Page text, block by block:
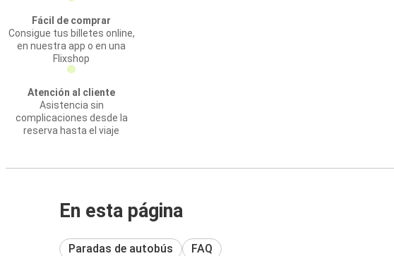
Fácil de comprar
Consigue tus billetes online,
en nuestra app o en una
Flixshop
Atención al cliente
Asistencia sin
complicaciones desde la
reserva hasta el viaje
En esta página
Paradas de autobús FAQ